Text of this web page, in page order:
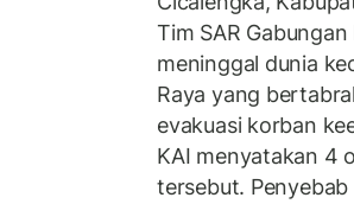
Tim SAR
meninggal dunia
Raya yang
evakuasi korban
KAI menyatakan 4
tersebut.